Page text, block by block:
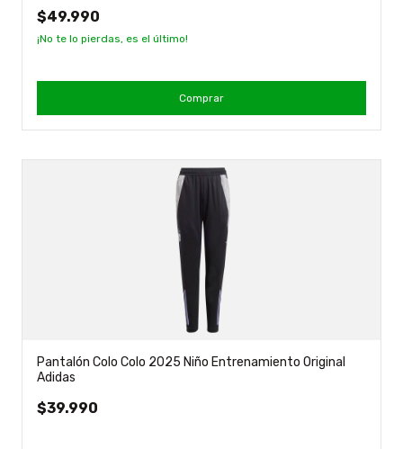
$49.990
¡No te lo pierdas, es el último!
Comprar
Pantalón Colo Colo 2025 Niño Entrenamiento Original
Adidas
$39.990